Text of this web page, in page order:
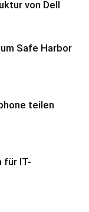
von Dell
Safe Harbor
teilen
für IT-